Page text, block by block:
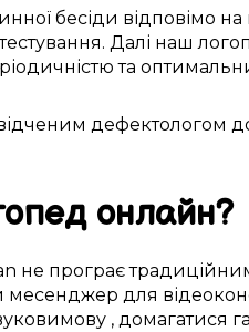
бесіди відповімо на
тестування. Далі наш
та
дефектологом
онлайн?
не програє
месенджер для
, домагатися